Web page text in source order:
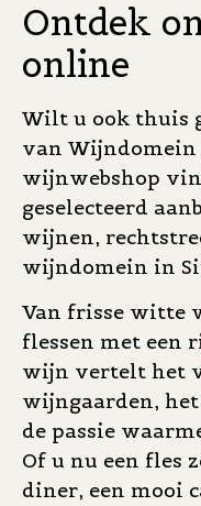
Ontdek
online
Wilt u ook thuis
van Wijndomein
wijnwebshop
geselecteerd
wijnen,
wijndomein in
Van frisse witte
flessen met een
wijn vertelt het
wijngaarden,
de passie
Of u nu een fles
diner, een mooi